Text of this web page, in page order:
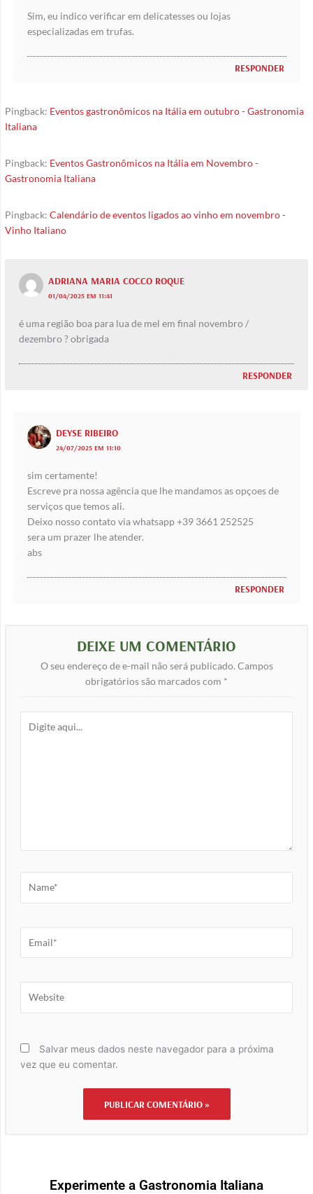
Sim, eu indico verificar em delicatesses ou lojas
especializadas em trufas.
RESPONDER
Pingback: Eventos gastronômicos na Itália em outubro - Gastronomia
Italiana
Pingback: Eventos Gastronômicos na Itália em Novembro -
Gastronomia Italiana
Pingback:Calendário de eventos ligados ao vinho em novembro -
Vinho Italiano
ADRIANA MARIA COCCO ROQUE
01/04/2025 EM 11:41
é uma região boa para lua de mel em final novembro /
dezembro ? obrigada
RESPONDER
DEYSE RIBEIRO
24/07/2025 EM 11:10
sim certamente!
Escreve pra nossa agência que lhe mandamos as opçoes de
serviços que temos ali.
Deixo nosso contato via whatsapp +39 3661 252525
sera um prazer lhe atender.
abs
RESPONDER
DEIXE UM COMENTÁRIO
O seu endereço de e-mail não será publicado. Campos
obrigatórios são marcados com *
aqui...
Salvar meus dados neste navegador para a próxima
vez que eu comentar.
Experimente a Gastronomia Italiana